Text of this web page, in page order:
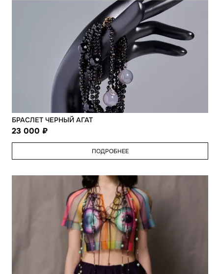
БРАСЛЕТ ЧЕРНЫЙ АГАТ
23 000
ПОДРОБНЕЕ